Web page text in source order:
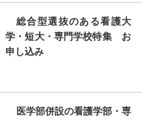
総合型選抜のある看護大
学・短大・専門学校特集 お
申し込み
医学部併設の看護学部・専